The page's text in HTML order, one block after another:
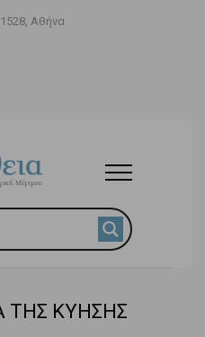
Αθήνα
ΤΗΣ ΚΥΗΣΗΣ